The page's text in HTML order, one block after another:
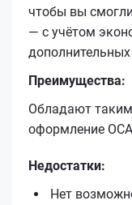
чтобы вы
— с учётом
Преимущества:
Обладают
оформление
Недостатки:
Нет